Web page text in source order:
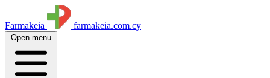
Farmakeia farmakeia.com.cy
Open menu